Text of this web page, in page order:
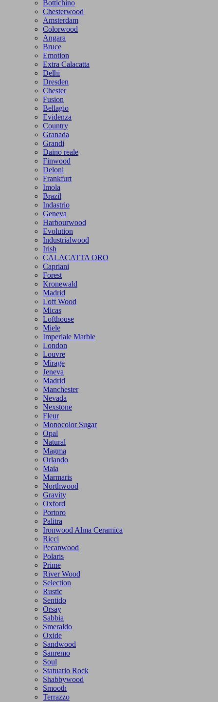
Bottichino
Chesterwood
Amsterdam
Colorwood
Angara
Bruce
Emotion
Extra Calacatta
Delhi
Dresden
Chester
Fusion
Bellagio
Evidenza
Country
Granada
Grandi
Daino reale
Finwood
Deloni
Frankfurt
Imola
Brazil
Indastrio
Geneva
Harbourwood
Evolution
Industrialwood
Irish
CALACATTA ORO
Capriani
Forest
Kronewald
Madrid
Loft Wood
Micas
Lofthouse
Miele
Imperiale Marble
London
Louvre
Mirage
Jeneva
Madrid
Manchester
Nevada
Nexstone
Fleur
Monocolor Sugar
Opal
Natural
Magma
Orlando
Maia
Marmaris
Northwood
Gravity
Oxford
Portoro
Palitra
Ironwood Alma Ceramica
Ricci
Pecanwood
Polaris
Prime
River Wood
Selection
Rustic
Sentido
Orsay
Sabbia
Smeraldo
Oxide
Sandwood
Sanremo
Soul
Statuario Rock
Shabbywood
Smooth
Terrazzo